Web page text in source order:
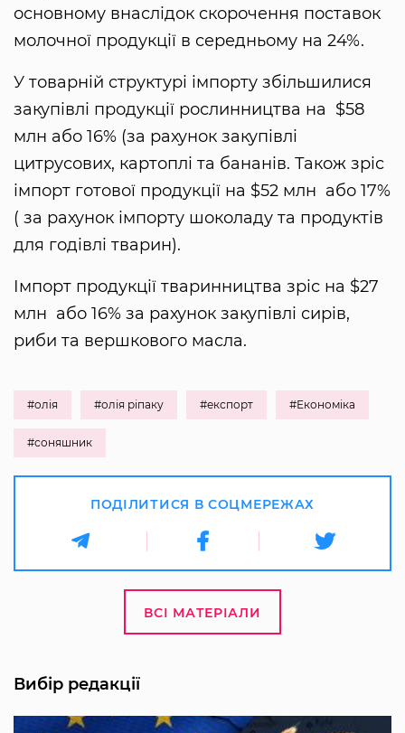
основному внаслідок скорочення поставок
молочної продукції в середньому на 24%.
У товарній структурі імпорту збільшилися
закупівлі продукції рослинництва на $58
млн або 16% (за рахунок закупівлі
цитрусових, картоплі та бананів. Також зріс
імпорт готової продукції на $52 млн або 17%
( за рахунок імпорту шоколаду та продуктів
для годівлі тварин).
Імпорт продукції тваринництва зріс на $27
млн або 16% за рахунок закупівлі сирів,
риби та вершкового масла.
#олія #олія ріпаку #експорт #Економіка
#соняшник
ПОДІЛИТИСЯ В СОЦМЕРЕЖАХ
ВСІ МАТЕРІАЛИ
Вибір редакції